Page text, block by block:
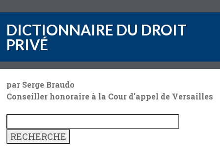
DICTIONNAIRE DU DROIT
PRIVÉ
par Serge Braudo
Conseiller honoraire à la Cour d'appel de Versailles